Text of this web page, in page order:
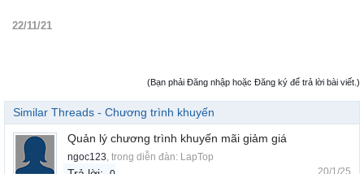
22/11/21
(Bạn phải Đăng nhập hoặc Đăng ký để trả lời bài viết.)
Similar Threads - Chương trình khuyến
Quản lý chương trình khuyến mãi giảm giá
ngoc123 , trong diễn đàn: LapTop
20/1/25